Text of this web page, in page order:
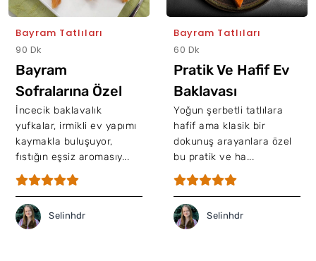
Bayram Tatlıları
90 Dk
Bayram
Sofralarına Özel
Şöbiyet Tatlısı
(Videolu)
İncecik baklavalık
yufkalar, irmikli ev yapımı
kaymakla buluşuyor,
fıstığın eşsiz aromasıy...
Selinhdr
Bayram Tatlıları
60 Dk
Pratik Ve Hafif Ev
Baklavası
Yoğun şerbetli tatlılara
hafif ama klasik bir
dokunuş arayanlara özel
bu pratik ve ha...
Selinhdr